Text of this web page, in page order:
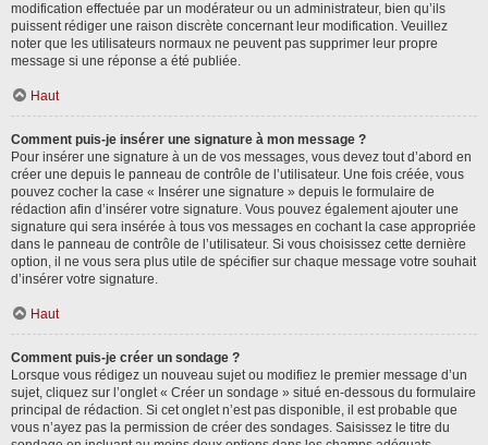
modification effectuée par un modérateur ou un administrateur, bien qu’ils
puissent rédiger une raison discrète concernant leur modification. Veuillez
noter que les utilisateurs normaux ne peuvent pas supprimer leur propre
message si une réponse a été publiée.
Haut
Comment puis-je insérer une signature à mon message ?
Pour insérer une signature à un de vos messages, vous devez tout d’abord en
créer une depuis le panneau de contrôle de l’utilisateur. Une fois créée, vous
pouvez cocher la case « Insérer une signature » depuis le formulaire de
rédaction afin d’insérer votre signature. Vous pouvez également ajouter une
signature qui sera insérée à tous vos messages en cochant la case appropriée
dans le panneau de contrôle de l’utilisateur. Si vous choisissez cette dernière
option, il ne vous sera plus utile de spécifier sur chaque message votre souhait
d’insérer votre signature.
Haut
Comment puis-je créer un sondage ?
Lorsque vous rédigez un nouveau sujet ou modifiez le premier message d’un
sujet, cliquez sur l’onglet « Créer un sondage » situé en-dessous du formulaire
principal de rédaction. Si cet onglet n’est pas disponible, il est probable que
vous n’ayez pas la permission de créer des sondages. Saisissez le titre du